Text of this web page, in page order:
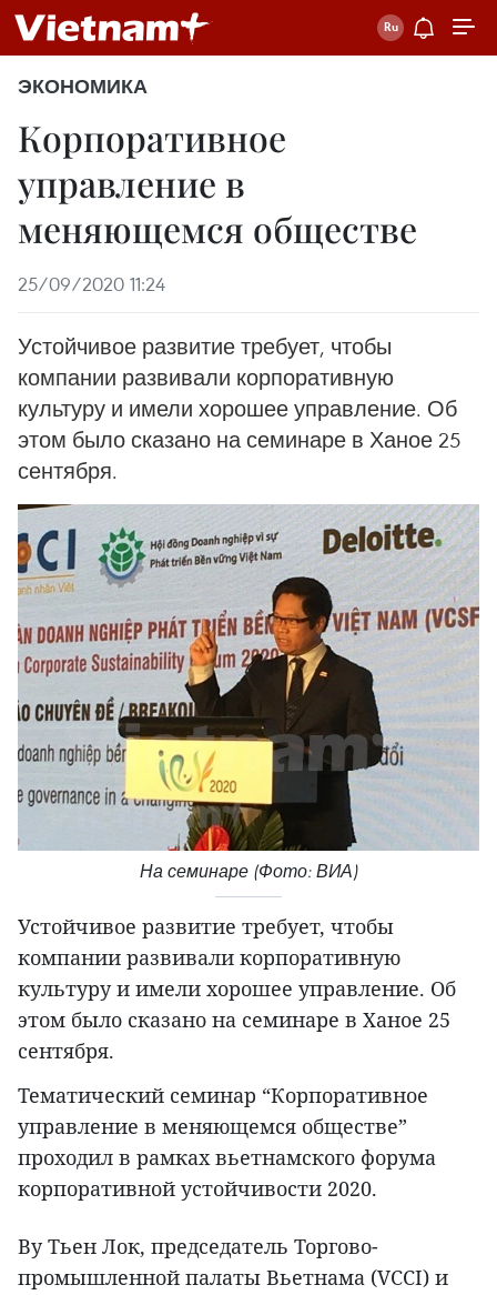
ЭКОНОМИКА
Корпоративное
управление в
меняющемся обществе
25/09/2020 11:24
Устойчивое развитие требует, чтобы
компании развивали корпоративную
культуру и имели хорошее управление. Об
этом было сказано на семинаре в Ханое 25
сентября.
На семинаре (Фото: ВИА)
Устойчивое развитие требует, чтобы
компании развивали корпоративную
культуру и имели хорошее управление. Об
этом было сказано на семинаре в Ханое 25
сентября.
Тематический семинар “Корпоративное
управление в меняющемся обществе”
проходил в рамках вьетнамского форума
корпоративной устойчивости 2020.
Ву Тьен Лок, председатель Торгово-
промышленной палаты Вьетнама (VCCI) и